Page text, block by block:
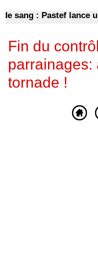
: Pastef lance un
Fin du
parrainages:
tornade !